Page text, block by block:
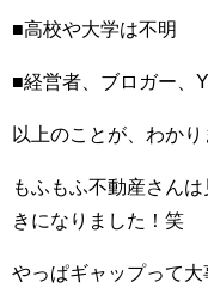
■高校や大学は不明
■経営者、ブロガー、
以上のことが、わかり
もふもふ不動産さん
きになりました！笑
やっぱギャップって大